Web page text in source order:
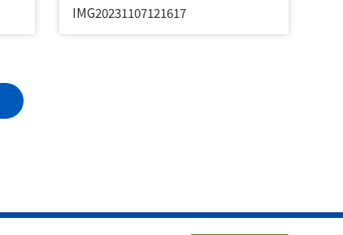
IMG20231107121617